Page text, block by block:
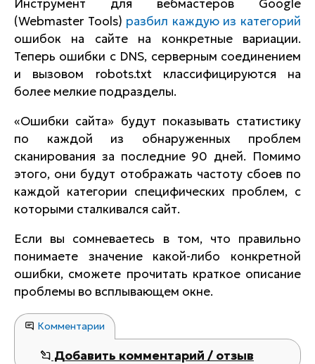
Инструмент для вебмастеров Google
(Webmaster Tools) разбил каждую из категорий
ошибок на сайте на конкретные вариации.
Теперь ошибки с DNS, серверным соединением
и вызовом robots.txt классифицируются на
более мелкие подразделы.
«Ошибки сайта» будут показывать статистику
по каждой из обнаруженных проблем
сканирования за последние 90 дней. Помимо
этого, они будут отображать частоту сбоев по
каждой категории специфических проблем, с
которыми сталкивался сайт.
Если вы сомневаетесь в том, что правильно
понимаете значение какой-либо конкретной
ошибки, сможете прочитать краткое описание
проблемы во всплывающем окне.
Комментарии
Добавить комментарий / отзыв